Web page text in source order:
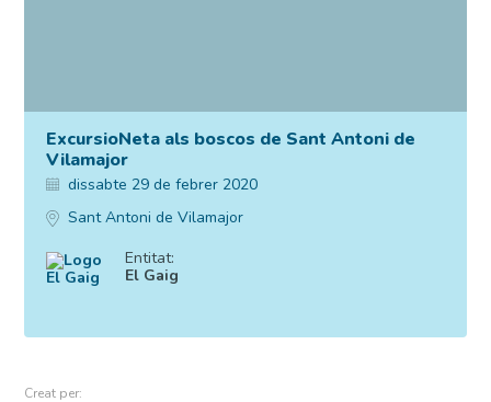
ExcursioNeta als boscos de Sant Antoni de
Vilamajor
dissabte 29 de febrer 2020
Sant Antoni de Vilamajor
Entitat:
El Gaig
Creat per: